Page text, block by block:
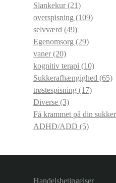
Slankekur(21)
overspisning (109)
selvværd (49)
Egenomsorg (29)
vaner(20)
kognitiv terapi (10)
Sukkerafhængighed (65)
trøstespisning (17)
Diverse (3)
Få krammet på din
ADHD/ADD (5)
Handelsbetingelser